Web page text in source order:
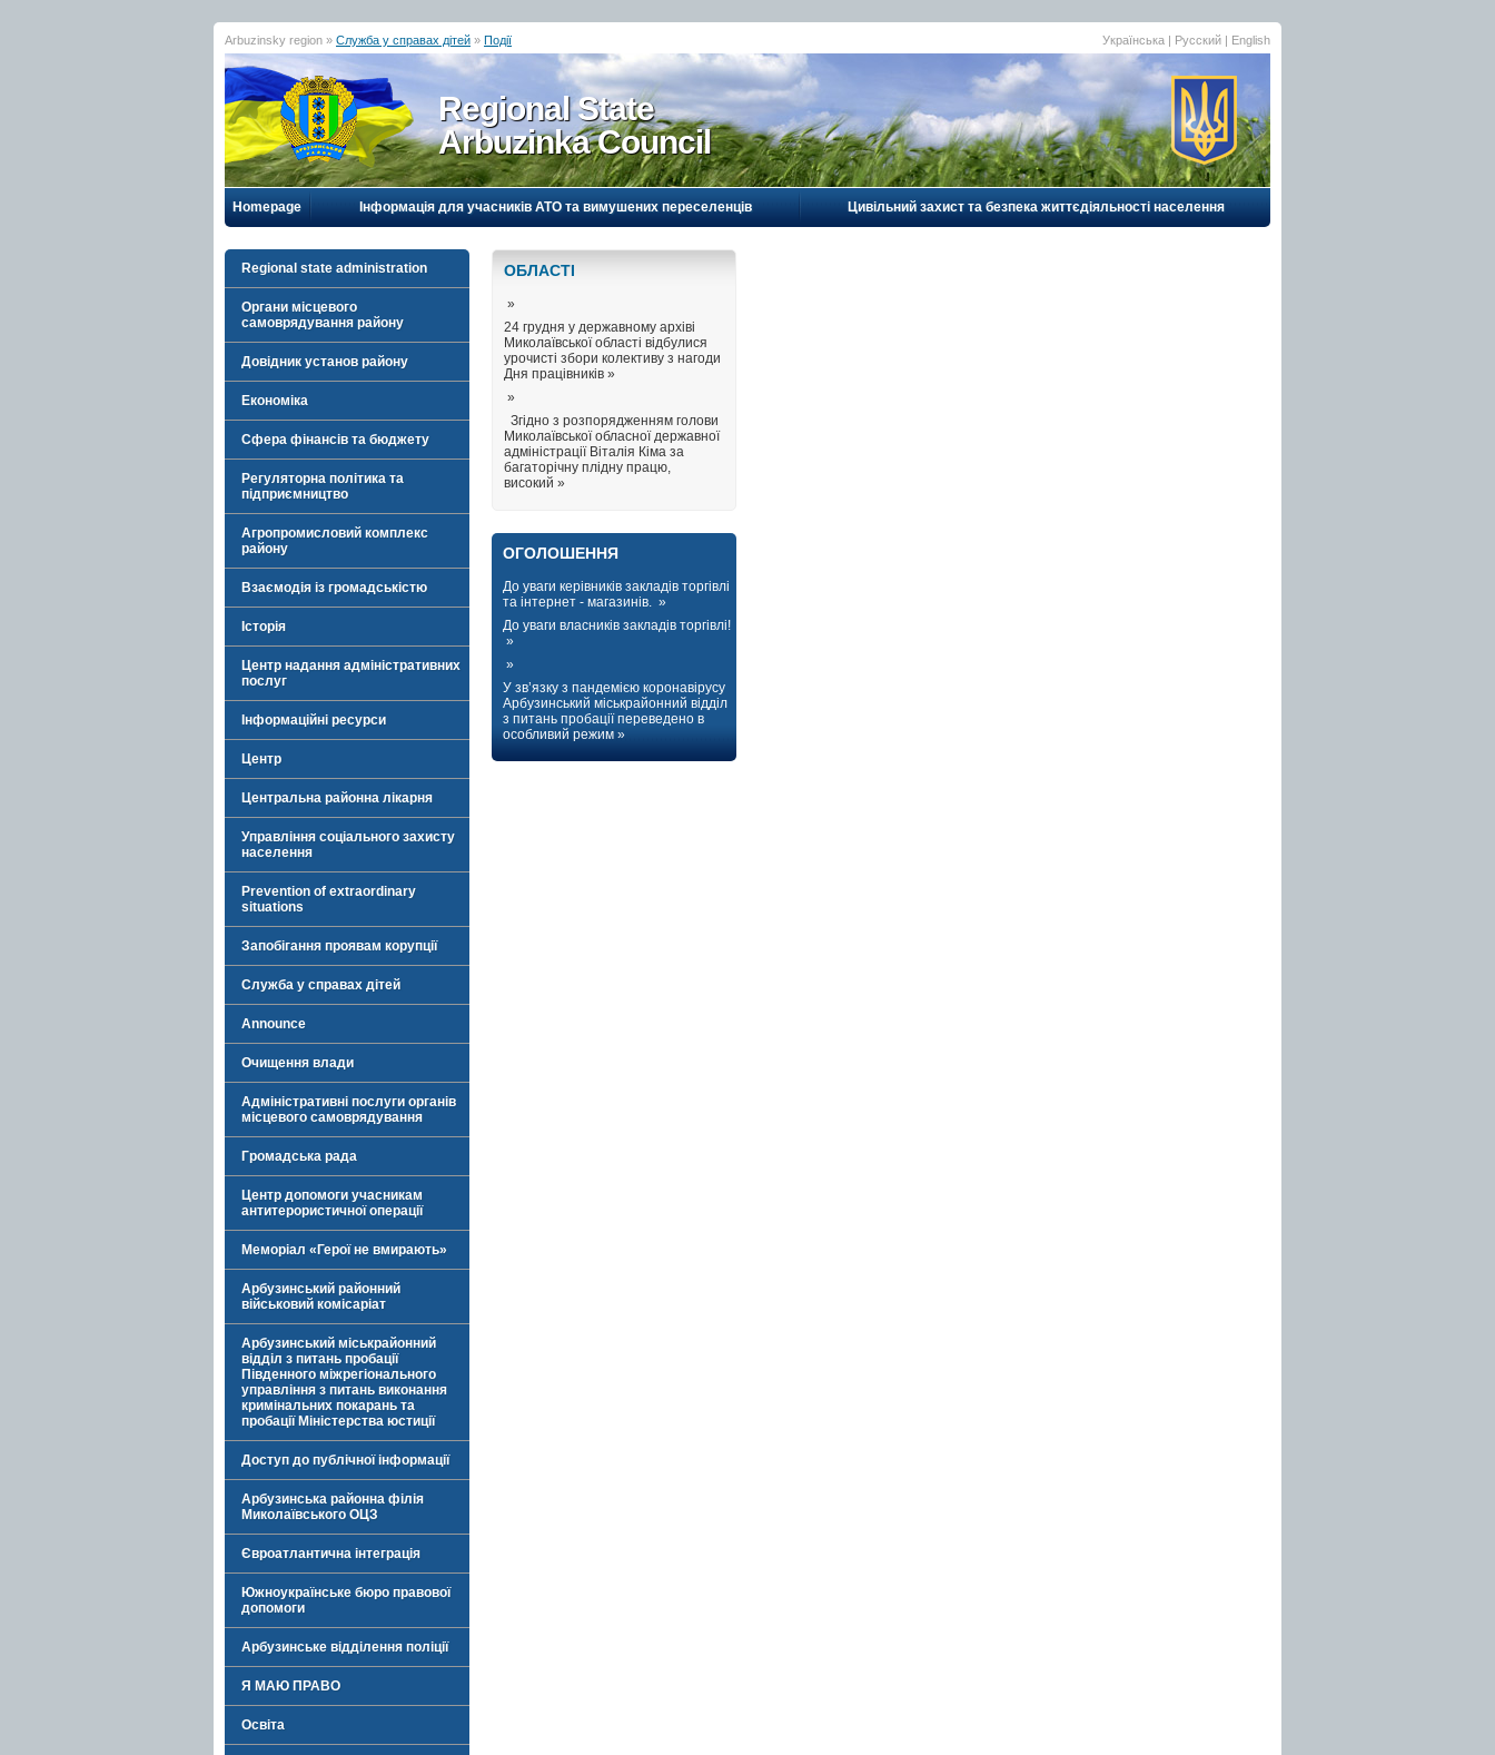
Arbuzinsky region » Служба у справах дітей » Події Українська | Русский | English
Regional State
Arbuzinka Council
Homepage Інформація для учасників АТО та вимушених переселенців Цивільний захист та безпека життєдіяльності населення
Regional state administration
Органи місцевого
самоврядування району
Довідник установ району
Економіка
Сфера фінансів та бюджету
Регуляторна політика та
підприємництво
Агропромисловий комплекс
району
Взаємодія із громадськістю
Історія
Центр надання адміністративних
послуг
Інформаційні ресурси
Центр
Центральна районна лікарня
Управління соціального захисту
населення
Prevention of extraordinary
situations
Запобігання проявам корупції
Служба у справах дітей
Announce
Очищення влади
Адміністративні послуги органів
місцевого самоврядування
Громадська рада
Центр допомоги учасникам
антитерористичної операції
Меморіал «Герої не вмирають»
Арбузинський районний
військовий комісаріат
Арбузинський міськрайонний
відділ з питань пробації
Південного міжрегіонального
управління з питань виконання
кримінальних покарань та
пробації Міністерства юстиції
Доступ до публічної інформації
Арбузинська районна філія
Миколаївського ОЦЗ
Євроатлантична інтеграція
Южноукраїнське бюро правової
допомоги
Арбузинське відділення поліції
Я МАЮ ПРАВО
Освіта
ОБЛАСТI
»
24 грудня у державному архіві
Миколаївської області відбулися
урочисті збори колективу з нагоди
Дня працівників »
»
Згідно з розпорядженням голови
Миколаївської обласної державної
адміністрації Віталія Кіма за
багаторічну плідну працю,
високий »
ОГОЛОШЕННЯ
До уваги керівників закладів торгівлі
та інтернет - магазинів. »
До уваги власників закладів торгівлі!
»
»
У зв’язку з пандемією коронавірусу
Арбузинський міськрайонний відділ
з питань пробації переведено в
особливий режим »